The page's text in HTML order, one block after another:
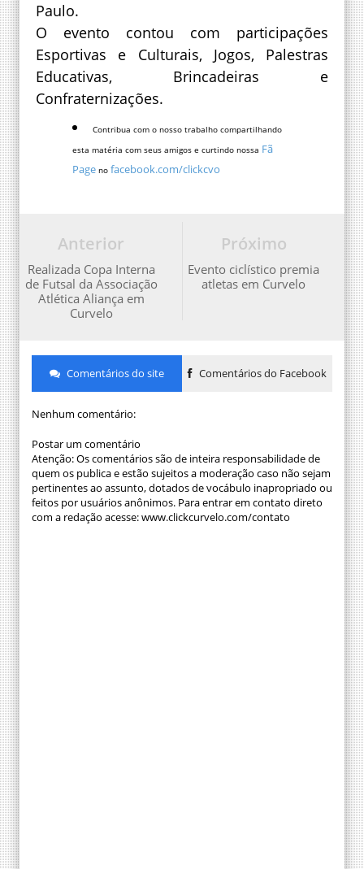
Paulo.
O evento contou com participações
Esportivas e Culturais, Jogos, Palestras
Educativas, Brincadeiras e
Confraternizações.
Contribua com o nosso trabalho compartilhando
esta matéria com seus amigos e curtindo nossa Fã
Page no facebook.com/clickcvo
Próximo
Evento ciclístico premia
atletas em Curvelo
Anterior
Realizada Copa Interna
de Futsal da Associação
Atlética Aliança em
Curvelo
Comentários do site Comentários do Facebook
Nenhum comentário:
Postar um comentário
Atenção: Os comentários são de inteira responsabilidade de
quem os publica e estão sujeitos a moderação caso não sejam
pertinentes ao assunto, dotados de vocábulo inapropriado ou
feitos por usuários anônimos. Para entrar em contato direto
com a redação acesse: www.clickcurvelo.com/contato